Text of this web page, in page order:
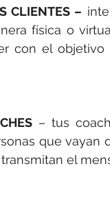
CLIENTES –
física o
con el objetivo
– tus
que
el